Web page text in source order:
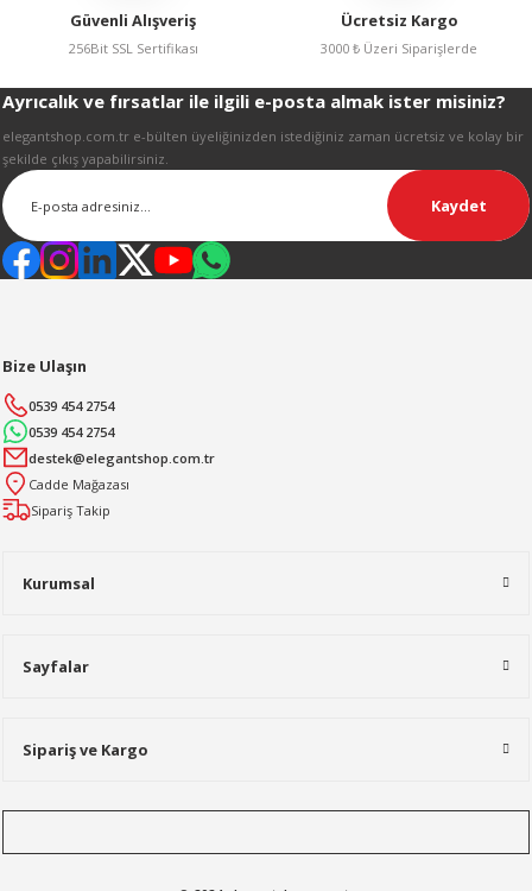
Gönder
Güvenli Alışveriş
256Bit SSL Sertifikası
Ücretsiz Kargo
3000 ₺ Üzeri Siparişlerde
Ayrıcalık ve fırsatlar ile ilgili e-posta almak ister misiniz?
elegantshop.com.tr e-bülten üyeliğinizden istediğiniz zaman ücretsiz ve kolay bir
şekilde çıkış yapabilirsiniz.
Kaydet
Kurumsal
Sayfalar
Sipariş ve Kargo
Bize Ulaşın
0539 454 2754
0539 454 2754
destek@elegantshop.com.tr
Cadde Mağazası
Sipariş Takip